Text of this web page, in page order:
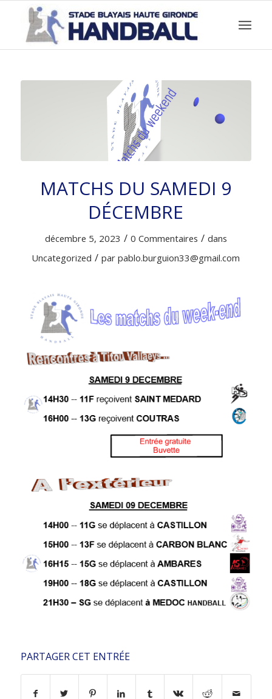
MATCHS DU SAMEDI 9
DÉCEMBRE
décembre 5, 2023 / 0 Commentaires / dans
Uncategorized / parpablo.burguion33@gmail.com
PARTAGER CET ENTRÉE